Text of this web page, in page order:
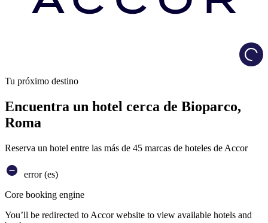
Tu próximo destino
Encuentra un hotel cerca de Bioparco,
Roma
Reserva un hotel entre las más de 45 marcas de hoteles de Accor
error (es)
Core booking engine
You’ll be redirected to Accor website to view available hotels and